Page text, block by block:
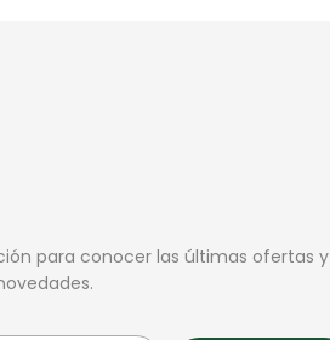
para conocer las últimas ofertas y